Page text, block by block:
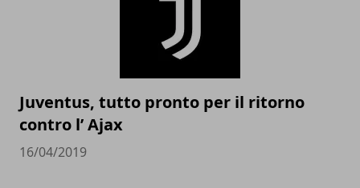
Juventus, tutto pronto per il ritorno
contro l’ Ajax
16/04/2019